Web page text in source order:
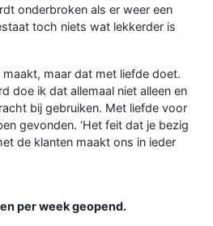
onderbroken als er weer een
toch niets wat lekkerder is
maar dat met liefde doet.
doe ik dat allemaal niet alleen en
bij gebruiken. Met liefde voor
gevonden. ‘Het feit dat je bezig
de klanten maakt ons in ieder
per week geopend.